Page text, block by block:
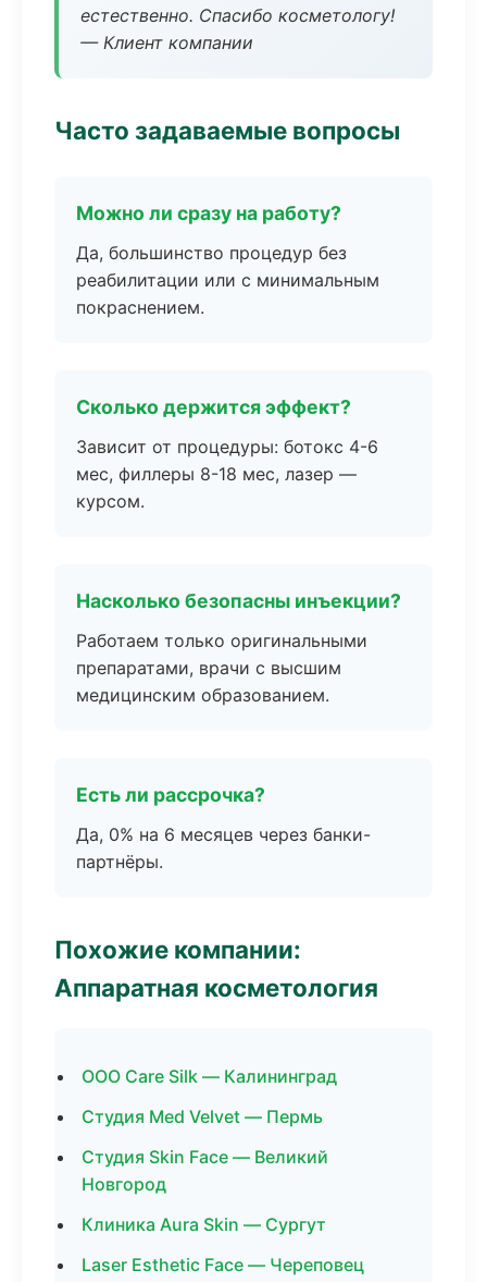
естественно. Спасибо косметологу!
— Клиент компании
Часто задаваемые вопросы
Можно ли сразу на работу?
Да, большинство процедур без
реабилитации или с минимальным
покраснением.
Сколько держится эффект?
Зависит от процедуры: ботокс 4-6
мес, филлеры 8-18 мес, лазер —
курсом.
Насколько безопасны инъекции?
Работаем только оригинальными
препаратами, врачи с высшим
медицинским образованием.
Есть ли рассрочка?
Да, 0% на 6 месяцев через банки-
партнёры.
Похожие компании:
Аппаратная косметология
ООО Care Silk — Калининград
Студия Med Velvet — Пермь
Студия Skin Face — Великий
Новгород
Клиника Aura Skin — Сургут
Laser Esthetic Face — Череповец